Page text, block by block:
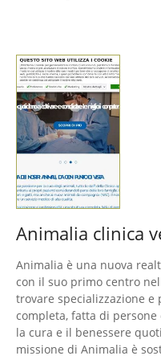
Animalia clinica
Animalia è una nuova
con il suo primo centro
trovare specializzazione
completa, fatta di
la cura e il benessere
missione di Animalia è